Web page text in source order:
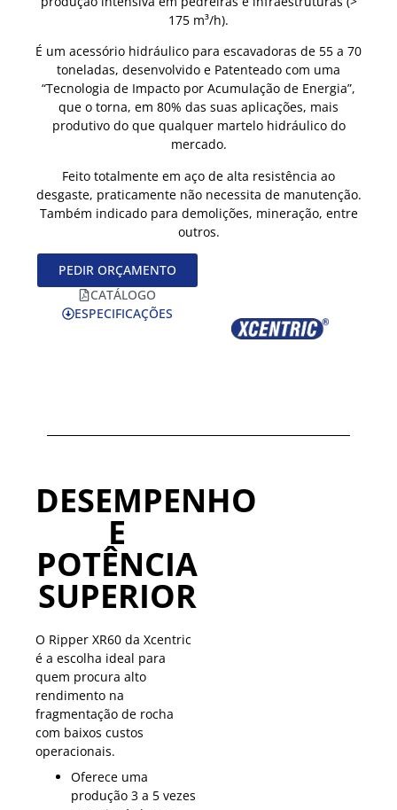
175 m³/h).
É um acessório hidráulico para escavadoras de 55 a 70
toneladas, desenvolvido e Patenteado com uma
“Tecnologia de Impacto por Acumulação de Energia”,
que o torna, em 80% das suas aplicações, mais
produtivo do que qualquer martelo hidráulico do
mercado.
Feito totalmente em aço de alta resistência ao
desgaste, praticamente não necessita de manutenção.
Também indicado para demolições, mineração, entre
outros.
PEDIR ORÇAMENTO
CATÁLOGO
ESPECIFICAÇÕES
DESEMPENHO
E
POTÊNCIA
SUPERIOR
O Ripper XR60 da Xcentric
é a escolha ideal para
quem procura alto
rendimento na
fragmentação de rocha
com baixos custos
operacionais.
Oferece uma
produção 3 a 5 vezes